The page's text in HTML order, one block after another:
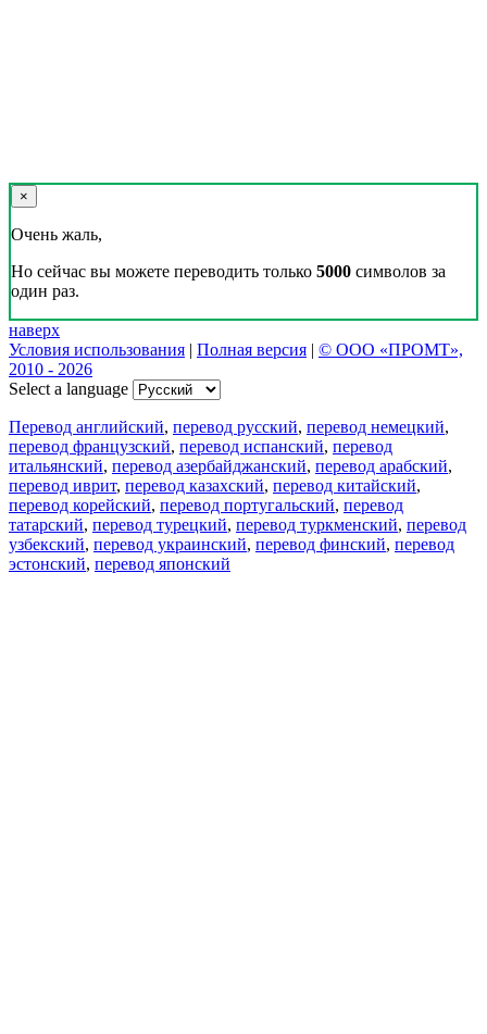
×
Очень жаль,
Но сейчас вы можете переводить только 5000 символов за
один раз.
наверх
Условия использования | Полная версия | © ООО «ПРОМТ»,
2010 - 2026
Select a language
Перевод английский, перевод русский, перевод немецкий,
перевод французский, перевод испанский, перевод
итальянский, перевод азербайджанский, перевод арабский,
перевод иврит, перевод казахский, перевод китайский,
перевод корейский, перевод португальский, перевод
татарский, перевод турецкий, перевод туркменский, перевод
узбекский, перевод украинский, перевод финский, перевод
эстонский, перевод японский